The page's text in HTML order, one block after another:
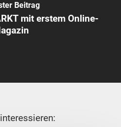
Beitrag
mit erstem Online-